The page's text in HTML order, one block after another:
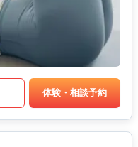
体験・相談予約